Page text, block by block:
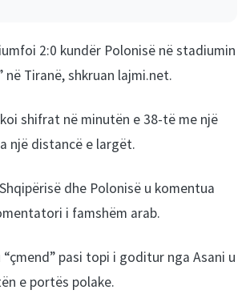
2:0 kundër Polonisë në stadiumin
në Tiranë, shkruan lajmi.net.
shifrat në minutën e 38-të me një
një distancë e largët.
dhe Polonisë u komentua
i famshëm arab.
pasi topi i goditur nga Asani u
e portës polake.